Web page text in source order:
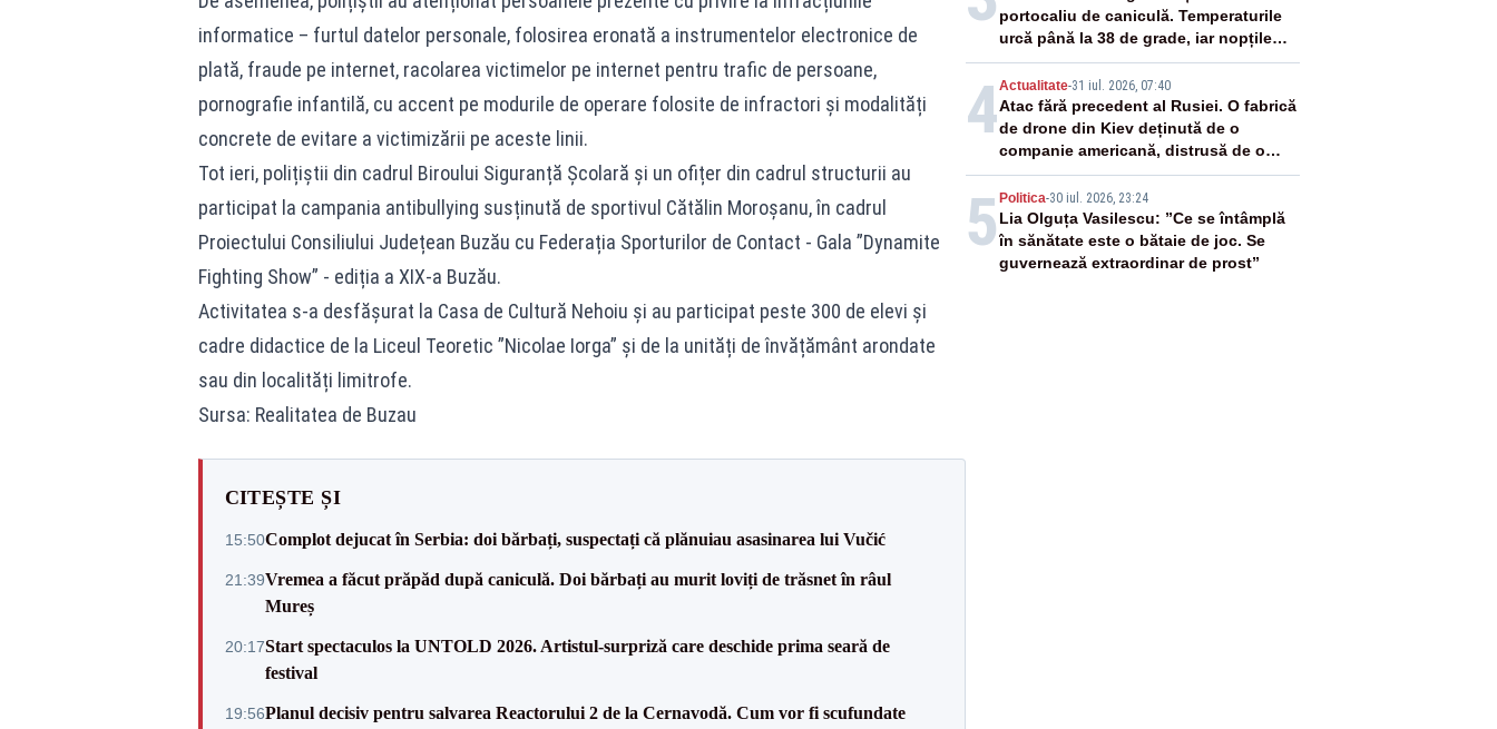
informatice – furtul datelor personale, folosirea eronată a instrumentelor electronice de
plată, fraude pe internet, racolarea victimelor pe internet pentru trafic de persoane,
pornografie infantilă, cu accent pe modurile de operare folosite de infractori și modalități
concrete de evitare a victimizării pe aceste linii.
Tot ieri, polițiștii din cadrul Biroului Siguranță Școlară și un ofițer din cadrul structurii au
participat la campania antibullying susținută de sportivul Cătălin Moroșanu, în cadrul
Proiectului Consiliului Județean Buzău cu Federația Sporturilor de Contact - Gala ”Dynamite
Fighting Show” - ediția a XIX-a Buzău.
Activitatea s-a desfășurat la Casa de Cultură Nehoiu şi au participat peste 300 de elevi și
cadre didactice de la Liceul Teoretic ”Nicolae Iorga” și de la unități de învățământ arondate
sau din localități limitrofe.
Sursa: Realitatea de Buzau
CITEȘTE ȘI
15:50Complot dejucat în Serbia: doi bărbați, suspectați că plănuiau asasinarea lui Vučić
21:39Vremea a făcut prăpăd după caniculă. Doi bărbați au murit loviți de trăsnet în râul
Mureș
20:17Start spectaculos la UNTOLD 2026. Artistul-surpriză care deschide prima seară de
festival
19:56Planul decisiv pentru salvarea Reactorului 2 de la Cernavodă. Cum vor fi scufundate
portocaliu de caniculă. Temperaturile
urcă până la 38 de grade, iar nopțile
devin tropicale
4Actualitate-31 iul. 2026, 07:40
Atac fără precedent al Rusiei. O fabrică
de drone din Kiev deținută de o
companie americană, distrusă de o
rachetă rusească
5 Politica-30 iul. 2026, 23:24
Lia Olguța Vasilescu: ”Ce se întâmplă
în sănătate este o bătaie de joc. Se
guvernează extraordinar de prost”